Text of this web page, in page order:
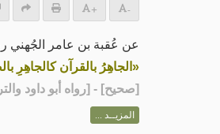
+ -
عن عُقبة بن عامر الجُهني
«الجاهِرُ بالقرآن كالجاهِرِ
[صحيح] - [رواه أبو داود
المزيــد ...